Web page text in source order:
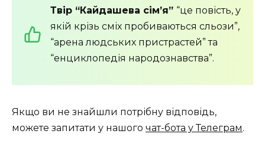
Твір “Кайдашева сім’я” “це повість, у
якій крізь сміх пробиваються сльози”,
“арена людських пристрастей” та
“енциклопедія народознавства”.
Якщо ви не знайшли потрібну відповідь,
можете запитати у нашого чат-бота у Телеграм.